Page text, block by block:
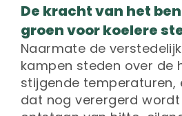
De kracht van het
groen voor koelere
Naarmate de
kampen steden over de
stijgende temperaturen,
dat nog verergerd